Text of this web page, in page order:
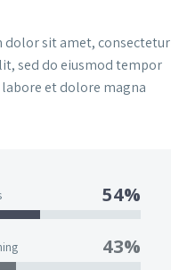
dolor sit amet, consectetur
sed do eiusmod tempor
et dolore magna
54%
43%